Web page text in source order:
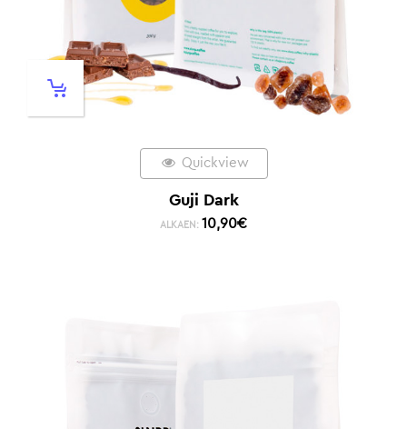
Quickview
Guji Dark
ALKAEN: 10,90€